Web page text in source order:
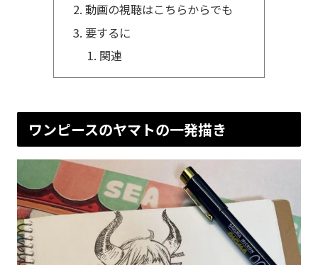
動画の視聴はこちらからでも
要するに
関連
ワンピースのヤマトの一発描き